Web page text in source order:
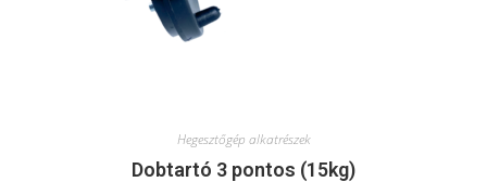
Hegesztőgép alkatrészek
Dobtartó 3 pontos (15kg)